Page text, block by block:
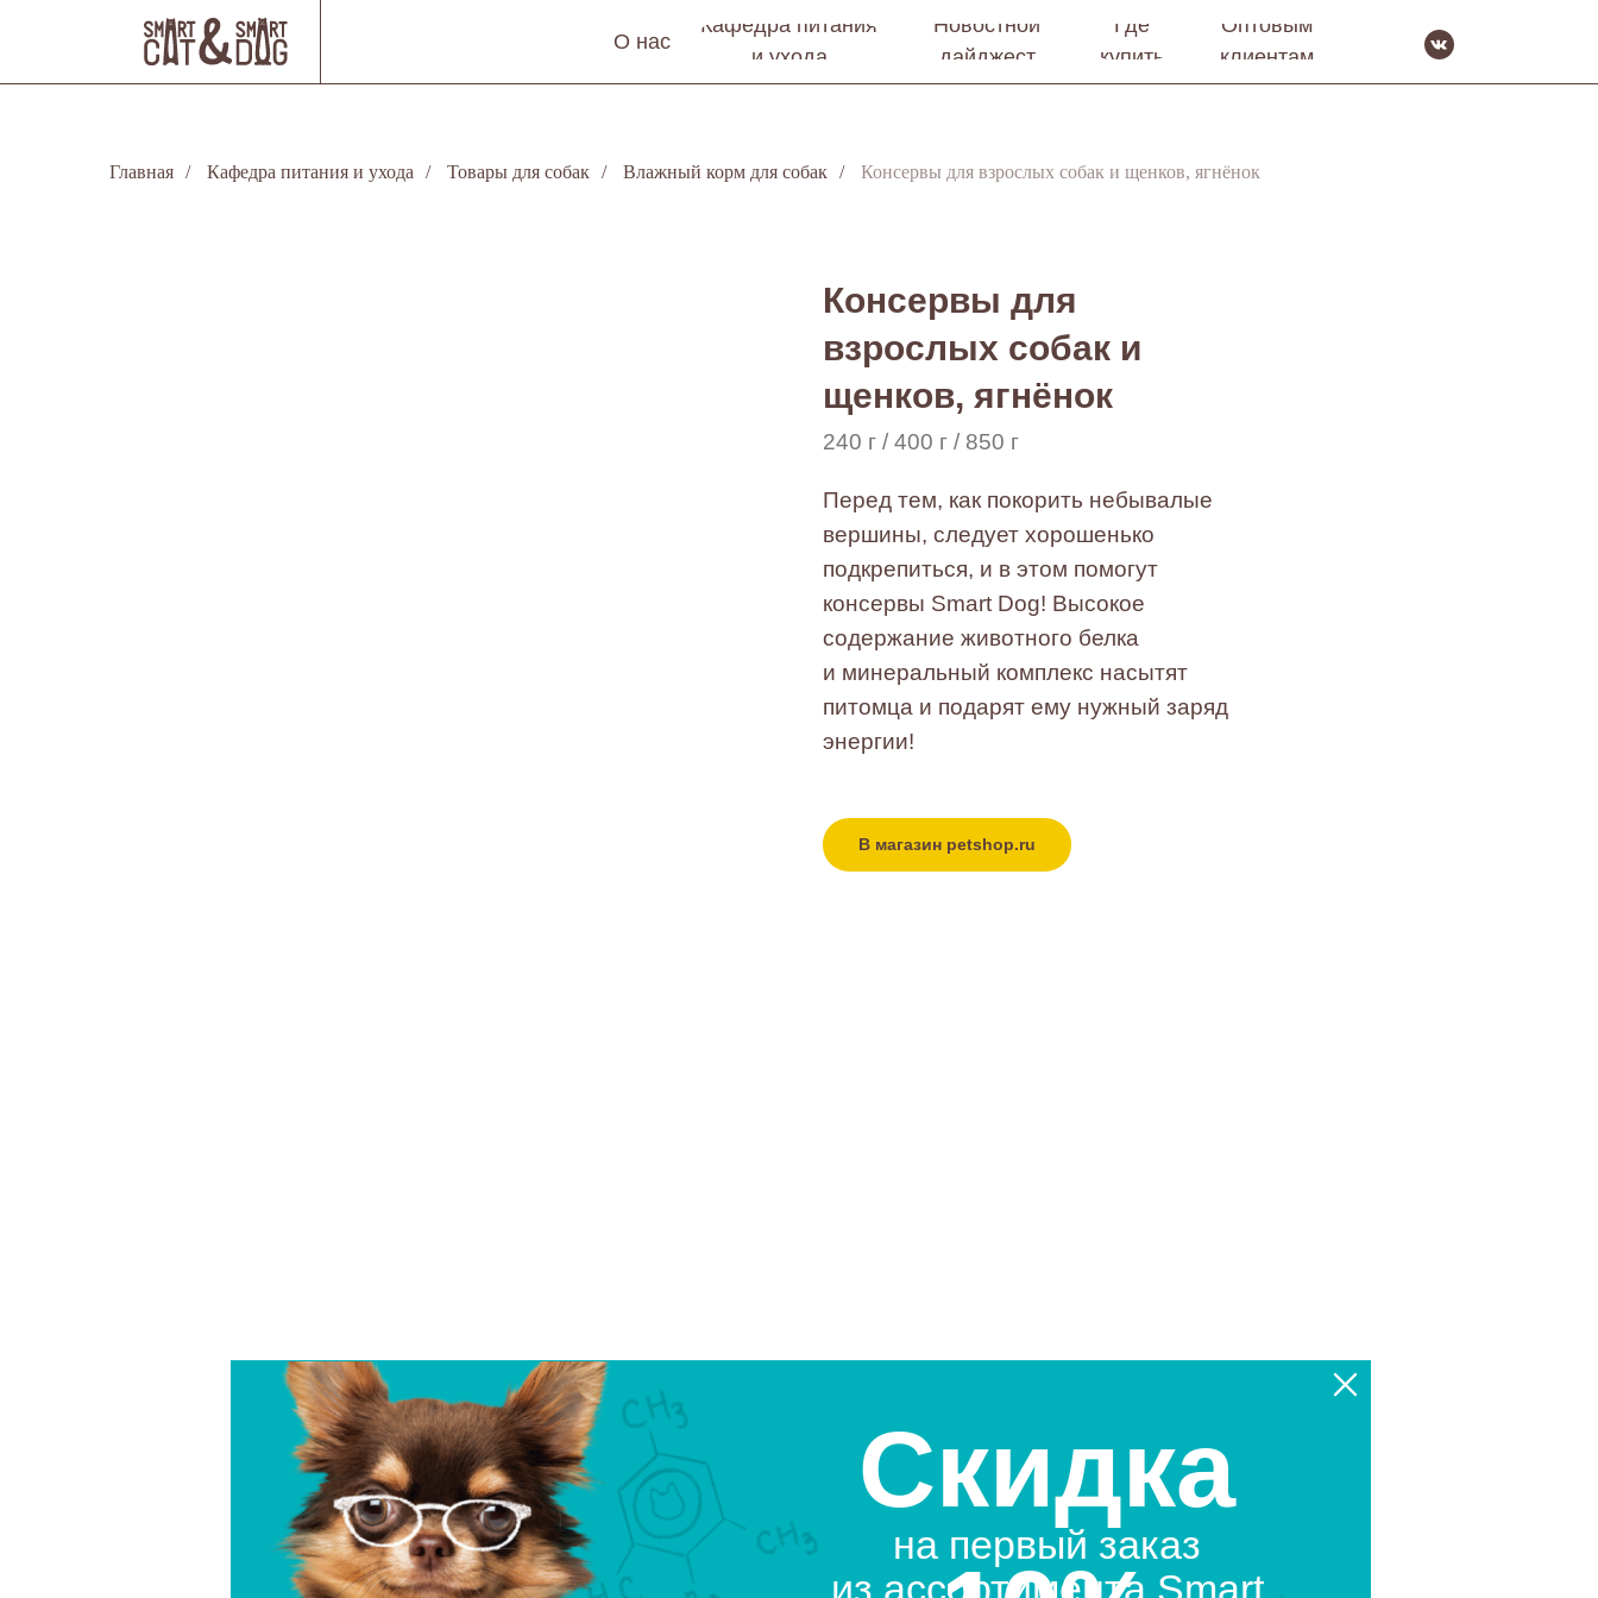
О нас
Кафедра питания
и ухода
Новостной
дайджест
Где
купить
Оптовым
клиентам
Главная / Кафедра питания и ухода / Товары для собак / Влажный корм для собак / Консервы для взрослых собак и щенков, ягнёнок​
Консервы для
взрослых собак и
щенков, ягнёнок
240 г / 400 г / 850 г
Перед тем, как покорить небывалые
вершины, следует хорошенько
подкрепиться, и в этом помогут
консервы Smart Dog! Высокое
содержание животного белка
и минеральный комплекс насытят
питомца и подарят ему нужный заряд
энергии!
В магазин petshop.ru
Скидка
на первый заказ
из ассортимента Smart